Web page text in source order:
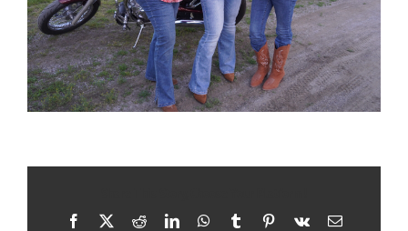
Facebook
X RedditLinkedInWhatsApp
TumblrPinterest
Vk
E-